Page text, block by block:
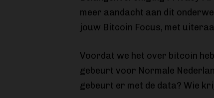
meer aandacht aan dit
jouw Bitcoin Focus, met
Voordat we het over bitcoin
gebeurt voor Normale
gebeurt er met de data? Wie